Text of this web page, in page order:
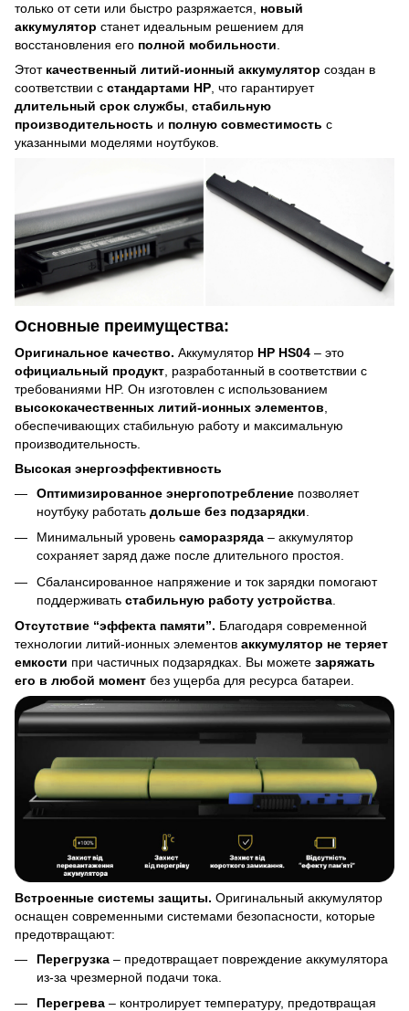
только от сети или быстро разряжается, новый
аккумулятор станет идеальным решением для
восстановления его полной мобильности.
Этот качественный литий-ионный аккумулятор создан в
соответствии с стандартами HP, что гарантирует
длительный срок службы, стабильную
производительность и полную совместимость с
указанными моделями ноутбуков.
Основные преимущества:
Оригинальное качество. Аккумулятор HP HS04 – это
официальный продукт , разработанный в соответствии с
требованиями HP. Он изготовлен с использованием
высококачественных литий-ионных элементов
обеспечивающих стабильную работу и максимальную
производительность.
Высокая энергоэффективность
Оптимизированное энергопотребление позволяет
ноутбуку работать дольше без подзарядки
Минимальный уровень саморазряда – аккумулятор
сохраняет заряд даже после длительного простоя.
Сбалансированное напряжение и ток зарядки помогают
поддерживать стабильную работу устройства
Отсутствие “эффекта памяти”. Благодаря современной
технологии литий-ионных элементов аккумулятор не теряет
емкости при частичных подзарядках. Вы можете заряжать
его в любой момент без ущерба для ресурса батареи.
Встроенные системы защиты. Оригинальный аккумулятор
оснащен современными системами безопасности, которые
предотвращают:
Перегрузка – предотвращает повреждение аккумулятора
из-за чрезмерной подачи тока.
Перегрева – контролирует температуру, предотвращая